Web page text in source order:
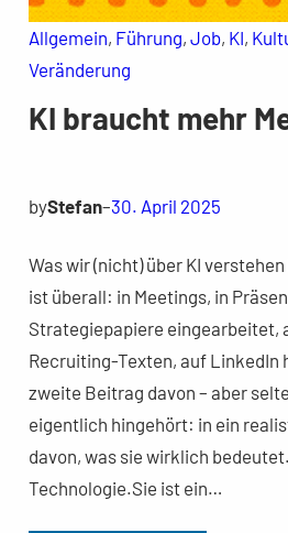
Allgemein, Führung, Job, KI,
Veränderung
KI braucht mehr
byStefan–30. April 2025
Was wir (nicht) über KI
ist überall: in Meetings, in
Strategiepapiere eingearbeitet,
Recruiting-Texten, auf LinkedIn
zweite Beitrag davon – aber
eigentlich hingehört: in ein
davon, was sie wirklich
Technologie.Sie ist ein…